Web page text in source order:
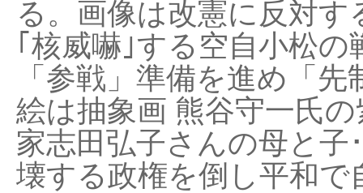
る。画像は改憲に反対
｢核威嚇｣する空自小松
「参戦」準備を進め「
絵は抽象画 熊谷守一氏
家志田弘子さんの母と子
壊する政権を倒し平和